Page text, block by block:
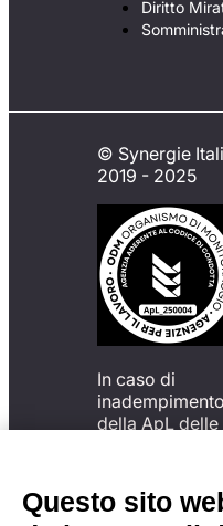
Diritto
© Synergie
2019 - 2025
In caso di
della ApL delle
del Codice di
possibile
reclamo
Questo sito